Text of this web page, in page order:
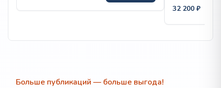
83
119
32 200 ₽
Больше публикаций — больше выгода!